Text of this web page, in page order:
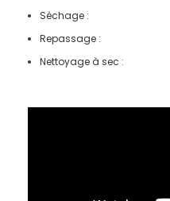
Séchage :
Repassage :
Nettoyage à sec :